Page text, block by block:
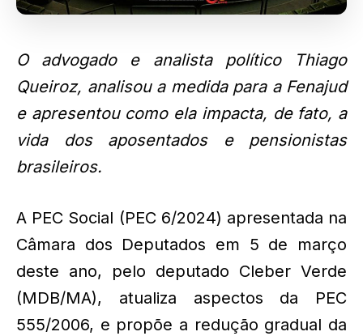
O advogado e analista político Thiago
Queiroz, analisou a medida para a Fenajud
e apresentou como ela impacta, de fato, a
vida dos aposentados e pensionistas
brasileiros.
A PEC Social (PEC 6/2024) apresentada na
Câmara dos Deputados em 5 de março
deste ano, pelo deputado Cleber Verde
(MDB/MA), atualiza aspectos da PEC
555/2006, e propõe a redução gradual da